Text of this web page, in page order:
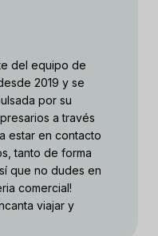
del equipo de
2019 y se
por su
a través
estar en contacto
tanto de forma
que no dudes en
comercial!
viajar y